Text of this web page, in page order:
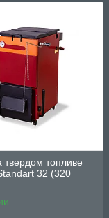
твердом топливе
32 (320